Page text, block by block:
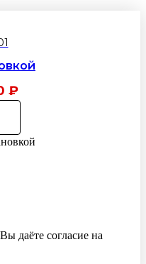
₽
даёте согласие на